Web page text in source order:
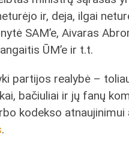
ir, deja, ilgai
SAM’e, Aivaras
ŪM’e ir t.t.
partijos realybė –
bačiuliai ir jų fanų
kodekso atnaujinimui
.